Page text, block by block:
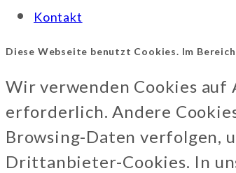
Kontakt
Diese Webseite benutzt Cookies. Im
Wir verwenden Cookies
erforderlich. Andere
Browsing-Daten verfolgen,
Drittanbieter-Cookies. In